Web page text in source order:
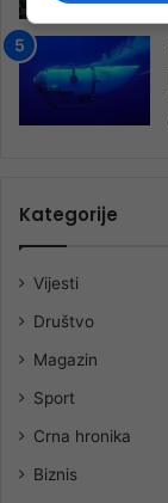
Kategorije
Vijesti
Društvo
Magazin
Sport
Crna hronika
Biznis